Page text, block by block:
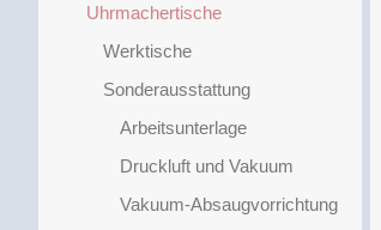
Uhrmachertische
Werktische
Sonderausstattung
Arbeitsunterlage
Druckluft und Vakuum
Vakuum-Absaugvorrichtung